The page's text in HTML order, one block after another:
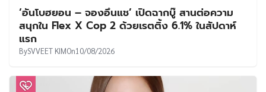
‘อันโบฮยอน – จองอึนแช’ เปิดฉากบู๊ สานต่อความ
สนุกใน Flex X Cop 2 ด้วยเรตติ้ง 6.1% ในสัปดาห์
แรก
BySVVEET KIMOn10/08/2026